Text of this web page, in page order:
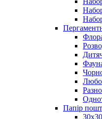
Папір
30х30